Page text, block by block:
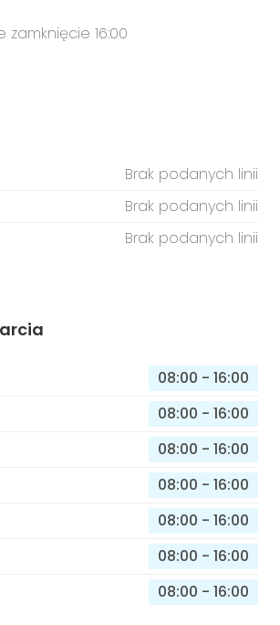
zamknięcie 16:00
Brak podanych linii
Brak podanych linii
Brak podanych linii
08:00 - 16:00
08:00 - 16:00
08:00 - 16:00
08:00 - 16:00
08:00 - 16:00
08:00 - 16:00
08:00 - 16:00